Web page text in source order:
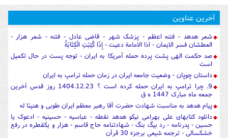
آخرین عناوین
شعر هدهد - فتنه اعظم - پزشک شهر - قاضی عادل - فتنه - شعر هزار -
العطشان فسر الایمان - اذا الامامة دعیت - إِذَا كُتِبَتِ الْكِتَابَةُ
صد حکمت الهی پشت پرده حمله آمریکا به ایران - توجه پست در حال تکمیل
است
داستان چوپان - وضعیت جامعه ایران در زمان حمله ترامپ به ایران
9. چرا ترامپ به ایران حمله کرده است ؟ 1404.12.23 روز قدس آخرین
جمعه ماه مبارک 1447 ه ق
پیام هدهد به مناسبت شهادت حضرت آقا رهبر معظم ایران طوبی و هنیئا له
دانلود کتابهای علی بهرامی نیکو هدهد نقطه - عباسیه - حسینیه - ادعوک یا
حسین - پدرنامه - رد بیگ بنگ - شهادتنامه حاج قاسم - هزار و یکقطره در رفع
خشکسالی - ترجمه شیعی برجزء 30 قرآن